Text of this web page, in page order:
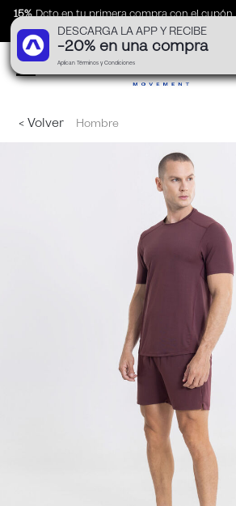
15% Dcto en tu primera compra con el cupón
TyC
< Volver Hombre
DESCARGA LA APP Y RECIBE
-20% en una compra
Aplican Términos y Condiciones